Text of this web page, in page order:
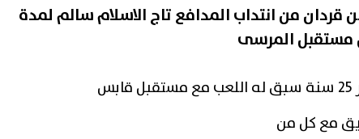
قردان من انتداب المدافع تاج الاسلام سالم لمدة
المرسى
مع كل من